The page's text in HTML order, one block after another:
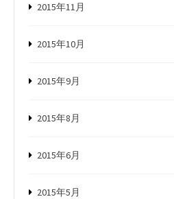
2015年11月
2015年10月
2015年9月
2015年8月
2015年6月
2015年5月